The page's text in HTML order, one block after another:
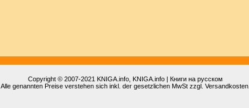
Copyright © 2007-2021 KNIGA.info , KNIGA.info | Книги на русском
Alle genannten Preise verstehen sich inkl. der gesetzlichen MwSt zzgl. Versandkosten.